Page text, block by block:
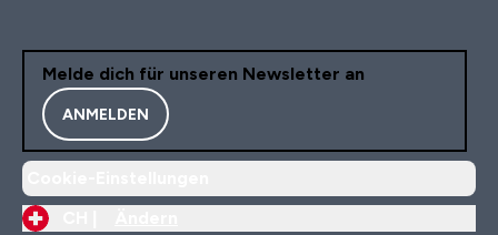
Melde dich für unseren Newsletter an
ANMELDEN